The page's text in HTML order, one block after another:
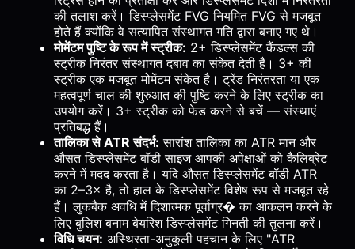
की तलाश करें। डिस्प्लेसमेंट FVG नियमित FVG से मजबूत
होते हैं क्योंकि वे सत्यापित संस्थागत गति द्वारा बनाए गए थे।
मोमेंटम पुष्टि के रूप में स्ट्रीक: 2+ डिस्प्लेसमेंट कैंडल्स की
स्ट्रीक निरंतर संस्थागत दबाव का संकेत देती है। 3+ की
स्ट्रीक एक मजबूत मोमेंटम संकेत है। ट्रेंड निरंतरता या एक
महत्वपूर्ण चाल की शुरुआत की पुष्टि करने के लिए स्ट्रीक का
उपयोग करें। 3+ स्ट्रीक को फेड करने से बचें — संस्थाएं
प्रतिबद्ध हैं।
तालिका से ATR संदर्भ: सारांश तालिका का ATR मान और
औसत डिस्प्लेसमेंट बॉडी साइज आपकी अपेक्षाओं को कैलिब्रेट
करने में मदद करता है। यदि औसत डिस्प्लेसमेंट बॉडी ATR
का 2–3× है, तो हाल के डिस्प्लेसमेंट विशेष रूप से मजबूत रहे
हैं। लुकबैक अवधि में दिशात्मक पूर्वाग्र� का आकलन करने के
लिए बुलिश बनाम बेयरिश डिस्प्लेसमेंट गिनती की तुलना करें।
विधि चयन: अस्थिरता-अनुकूली पहचान के लिए "ATR